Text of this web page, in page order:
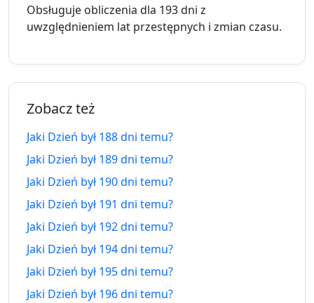
temu
7.02.2026
dni za
temu
dni za
temu
186 dni
temu
4.02.2026
dni za
187 dni
temu
3.02.2026
dni za
temu
2.02.2026
189 dni
1.02.2026
Obsługuje obliczenia dla 193 dni z
uwzględnieniem lat przestępnych i zmian czasu.
Zobacz też
Jaki Dzień był 188 dni temu?
Jaki Dzień był 189 dni temu?
Jaki Dzień był 190 dni temu?
Jaki Dzień był 191 dni temu?
Jaki Dzień był 192 dni temu?
Jaki Dzień był 194 dni temu?
Jaki Dzień był 195 dni temu?
Jaki Dzień był 196 dni temu?